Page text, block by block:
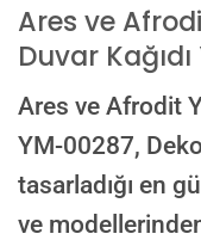
E-posta ile de
Ares ve
Duvar
Ares ve Afrodit
YM-00287,
tasarladığı en
ve